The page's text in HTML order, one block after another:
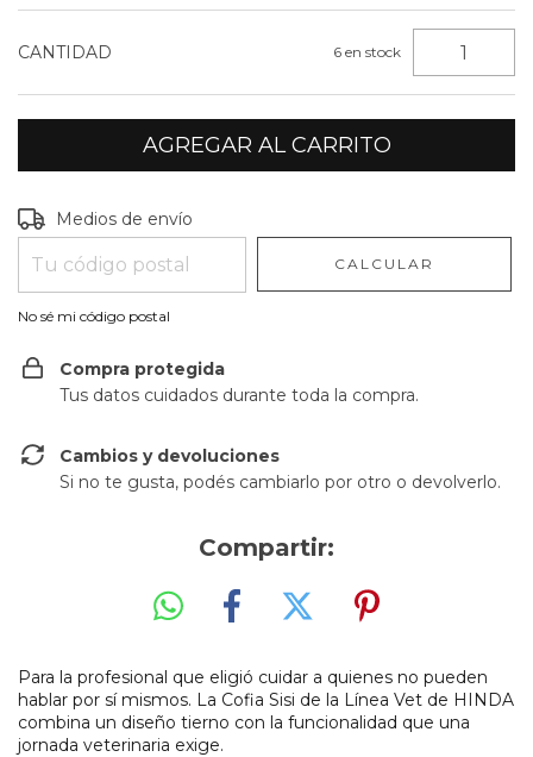
CANTIDAD 6 en stock
Entregas para el CP:
Medios de envío
CALCULAR
No sé mi código postal
Compra protegida
Tus datos cuidados durante toda la compra.
Cambios y devoluciones
Si no te gusta, podés cambiarlo por otro o devolverlo.
Compartir:
Para la profesional que eligió cuidar a quienes no pueden
hablar por sí mismos. La Cofia Sisi de la Línea Vet de HINDA
combina un diseño tierno con la funcionalidad que una
jornada veterinaria exige.